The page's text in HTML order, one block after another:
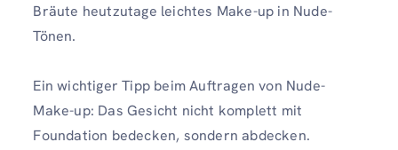
Bräute heutzutage leichtes Make-up in Nude-
Tönen.
Ein wichtiger Tipp beim Auftragen von Nude-
Make-up: Das Gesicht nicht komplett mit
Foundation bedecken, sondern abdecken.